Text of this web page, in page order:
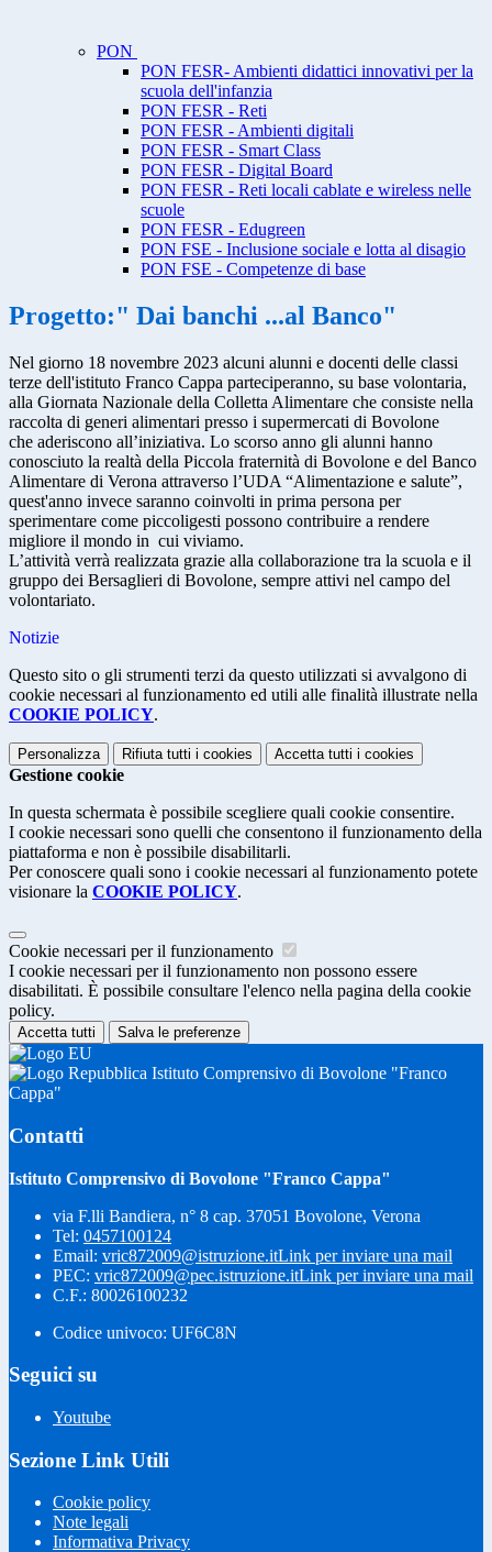
PON
PON FESR- Ambienti didattici innovativi per la
scuola dell'infanzia
PON FESR - Reti
PON FESR - Ambienti digitali
PON FESR - Smart Class
PON FESR - Digital Board
PON FESR - Reti locali cablate e wireless nelle
scuole
PON FESR - Edugreen
PON FSE - Inclusione sociale e lotta al disagio
PON FSE - Competenze di base
Progetto:" Dai banchi ...al Banco"
Nel giorno 18 novembre 2023 alcuni alunni e docenti delle classi
terze dell'istituto Franco Cappa parteciperanno, su base volontaria,
alla Giornata Nazionale della Colletta Alimentare che consiste nella
raccolta di generi alimentari presso i supermercati di Bovolone
che aderiscono all’iniziativa. Lo scorso anno gli alunni hanno
conosciuto la realtà della Piccola fraternità di Bovolone e del Banco
Alimentare di Verona attraverso l’UDA “Alimentazione e salute”,
quest'anno invece saranno coinvolti in prima persona per
sperimentare come piccoligesti possono contribuire a rendere
migliore il mondo in cui viviamo.
L’attività verrà realizzata grazie alla collaborazione tra la scuola e il
gruppo dei Bersaglieri di Bovolone, sempre attivi nel campo del
volontariato.
Notizie
Questo sito o gli strumenti terzi da questo utilizzati si avvalgono di
cookie necessari al funzionamento ed utili alle finalità illustrate nella
COOKIE POLICY.
Personalizza Rifiuta tutti i cookies Accetta tutti i cookies
Gestione cookie
In questa schermata è possibile scegliere quali cookie consentire.
I cookie necessari sono quelli che consentono il funzionamento della
piattaforma e non è possibile disabilitarli.
Per conoscere quali sono i cookie necessari al funzionamento potete
visionare la COOKIE POLICY.
Cookie necessari per il funzionamento
I cookie necessari per il funzionamento non possono essere
disabilitati. È possibile consultare l'elenco nella pagina della cookie
policy.
Accetta tutti Salva le preferenze
Istituto Comprensivo di Bovolone "Franco
Cappa"
Contatti
Istituto Comprensivo di Bovolone "Franco Cappa"
via F.lli Bandiera, n° 8 cap. 37051 Bovolone, Verona
Tel: 0457100124
Email: vric872009@istruzione.itLink per inviare una mail
PEC: vric872009@pec.istruzione.itLink per inviare una mail
C.F.: 80026100232
Codice univoco: UF6C8N
Seguici su
Youtube
Sezione Link Utili
Cookie policy
Note legali
Informativa Privacy